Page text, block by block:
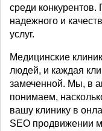
среди конкурентов.
надежного и
услуг.
Медицинские
людей, и каждая
замеченной. Мы, в
понимаем,
вашу клинику в
SEO продвижении